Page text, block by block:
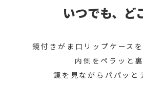
いつでも、ど
鏡付きがま口リップケース
内側をペラッと
鏡を見ながらパパッと